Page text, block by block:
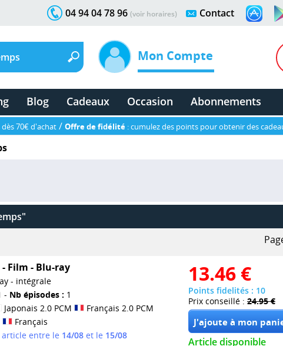
Contact
04 94 04 78 96 (voir horaires)
Mon Compte
Blog Cadeaux Occasion Abonnements
dès 70€ d'achat / Offre de fidélité : cumulez des points pour obtenir des
Film - Blu-ray
- intégrale
- Nb épisodes : 1
Japonais 2.0 PCM
Français 2.0 PCM
Français
article entre le 14/08et le 15/08
13.46 €
Points fidelités : 10
Prix conseillé : 24.95 €
Article disponible